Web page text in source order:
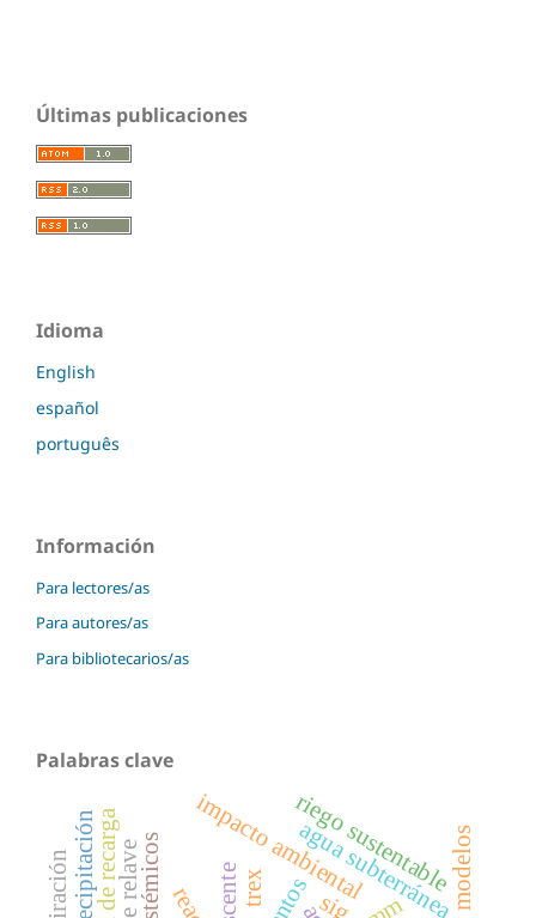
Últimas publicaciones
Idioma
English
español
português
Información
Para lectores/as
Para autores/as
Para bibliotecarios/as
Palabras clave
impacto ambientalagua subterránea
riego sustentable
trex modelos
sig
precipitación